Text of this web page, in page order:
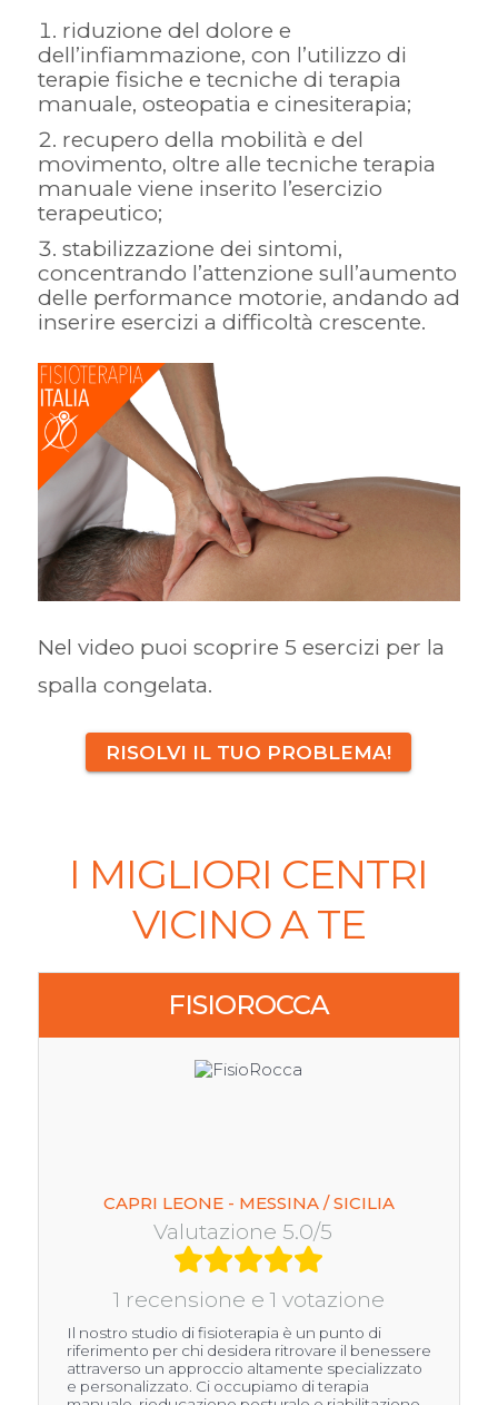
riduzione del dolore e
dell’infiammazione, con l’utilizzo di
terapie fisiche e tecniche di terapia
manuale, osteopatia e cinesiterapia;
recupero della mobilità e del
movimento, oltre alle tecniche terapia
manuale viene inserito l’esercizio
terapeutico;
stabilizzazione dei sintomi,
concentrando l’attenzione sull’aumento
delle performance motorie, andando ad
inserire esercizi a difficoltà crescente.
Nel video puoi scoprire 5 esercizi per la
spalla congelata.
RISOLVI IL TUO PROBLEMA!
I MIGLIORI CENTRI
VICINO A TE
FISIOROCCA
CAPRI LEONE - MESSINA / SICILIA
Valutazione 5.0/5
1 recensione e 1 votazione
Il nostro studio di fisioterapia è un punto di
riferimento per chi desidera ritrovare il benessere
attraverso un approccio altamente specializzato
e personalizzato. Ci occupiamo di terapia